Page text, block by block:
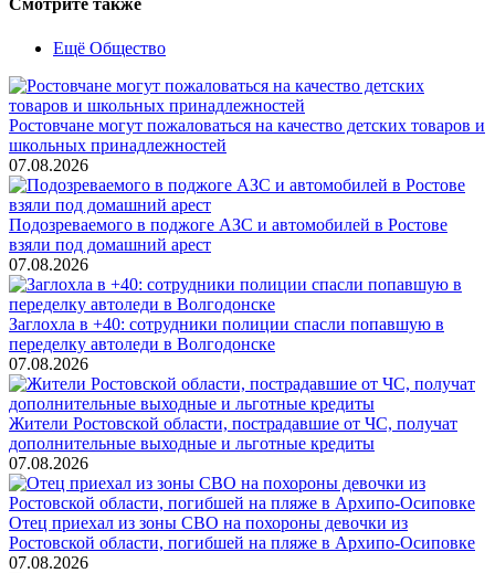
Смотрите также
Ещё Общество
Ростовчане могут пожаловаться на качество детских товаров и
школьных принадлежностей
07.08.2026
Подозреваемого в поджоге АЗС и автомобилей в Ростове
взяли под домашний арест
07.08.2026
Заглохла в +40: сотрудники полиции спасли попавшую в
переделку автоледи в Волгодонске
07.08.2026
Жители Ростовской области, пострадавшие от ЧС, получат
дополнительные выходные и льготные кредиты
07.08.2026
Отец приехал из зоны СВО на похороны девочки из
Ростовской области, погибшей на пляже в Архипо-Осиповке
07.08.2026